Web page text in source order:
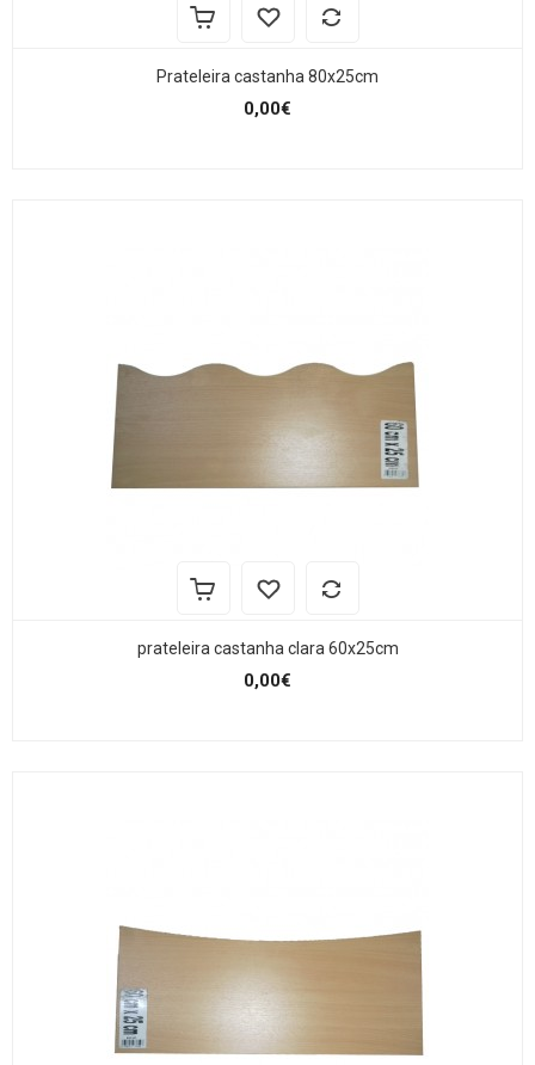
Prateleira castanha 80x25cm
0,00€
prateleira castanha clara 60x25cm
0,00€